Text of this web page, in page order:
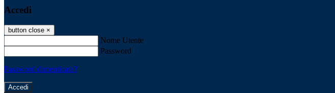
Accedi
button close ×
Nome Utente
Password
Password dimenticata?